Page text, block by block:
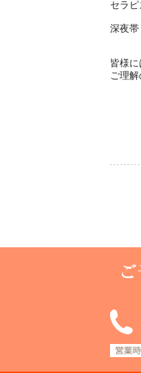
セラピ
深夜帯
皆様に
ご理
う